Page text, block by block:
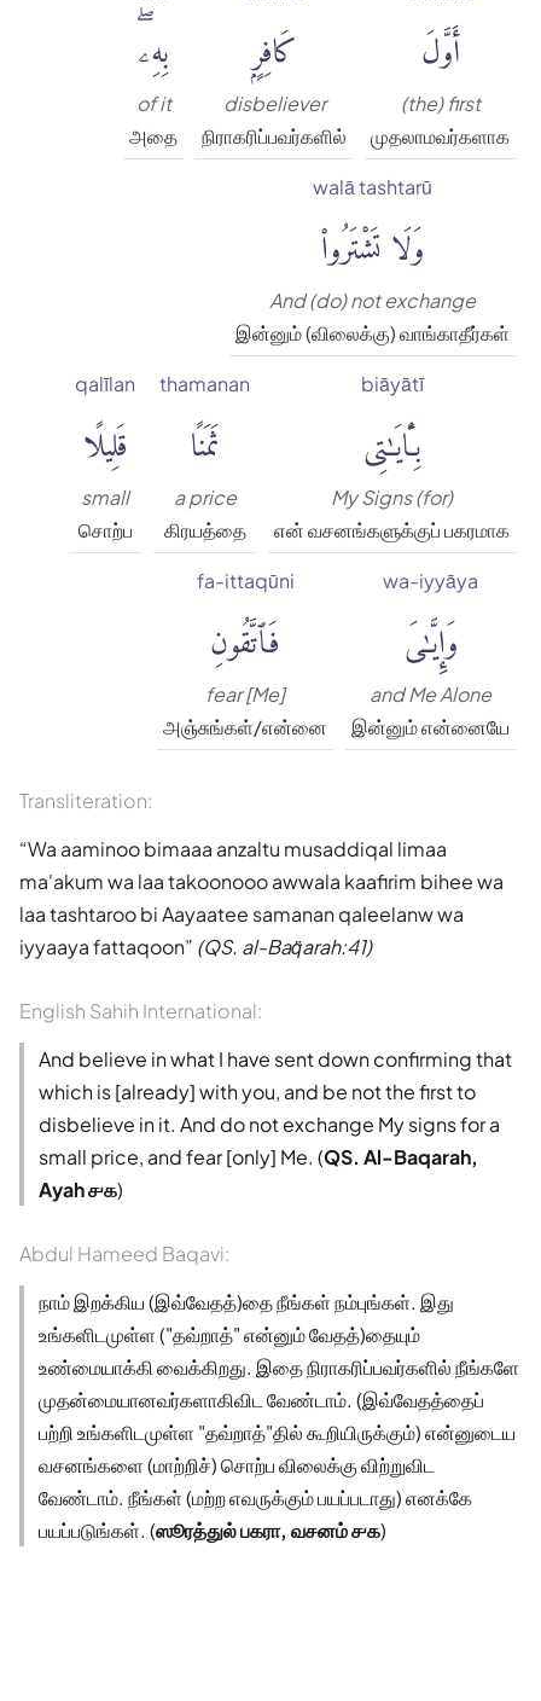
أَوَّلَ
(the) first
முதலாமவர்களாக
كَافِرٍۭ
disbeliever
நிராகரிப்பவர்களில்
بِهِۦۖ
of it
அதை
walā tashtarū
وَلَا تَشْتَرُوا۟
And (do) not exchange
இன்னும் (விலைக்கு) வாங்காதீர்கள்
biāyātī
بِـَٔايَٰتِى
My Signs (for)
என் வசனங்களுக்குப் பகரமாக
thamanan
ثَمَنًا
a price
கிரயத்தை
qalīlan
قَلِيلًا
small
சொற்ப
wa-iyyāya
وَإِيَّٰىَ
and Me Alone
இன்னும் என்னையே
fa-ittaqūni
فَٱتَّقُونِ
fear [Me]
அஞ்சுங்கள்/என்னை
Transliteration:
Wa aaminoo bimaaa anzaltu musaddiqal limaa
ma'akum wa laa takoonooo awwala kaafirim bihee wa
laa tashtaroo bi Aayaatee samanan qaleelanw wa
iyyaaya fattaqoon (QS. al-Baq̈arah:41)
English Sahih International:
And believe in what I have sent down confirming that
which is [already] with you, and be not the first to
disbelieve in it. And do not exchange My signs for a
small price, and fear [only] Me. (QS. Al-Baqarah,
Ayah ௪௧)
Abdul Hameed Baqavi:
நாம் இறக்கிய (இவ்வேதத்)தை நீங்கள் நம்புங்கள். இது
உங்களிடமுள்ள ("தவ்றாத்" என்னும் வேதத்)தையும்
உண்மையாக்கி வைக்கிறது. இதை நிராகரிப்பவர்களில் நீங்களே
முதன்மையானவர்களாகிவிட வேண்டாம். (இவ்வேதத்தைப்
பற்றி உங்களிடமுள்ள "தவ்றாத்"தில் கூறியிருக்கும்) என்னுடைய
வசனங்களை (மாற்றிச்) சொற்ப விலைக்கு விற்றுவிட
வேண்டாம். நீங்கள் (மற்ற எவருக்கும் பயப்படாது) எனக்கே
பயப்படுங்கள். (ஸூரத்துல் பகரா, வசனம் ௪௧)